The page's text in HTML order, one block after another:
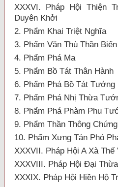
XXXVI. Pháp Hội Thiện
Duyên Khởi
2. Phẩm Khai Triệt Nghĩa
3. Phẩm Văn Thù Thần Biến
4. Phẩm Phá Ma
5. Phẩm Bồ Tát Thân Hành
6. Phẩm Phá Bồ Tát Tướng
7. Phẩm Phá Nhị Thừa
8. Phẩm Phá Phàm Phu
9. Phẩm Thần Thông
10. Phẩm Xưng Tán Phó
XXXVII. Pháp Hội A Xà
XXXVIII. Pháp Hội Đại
XXXIX. Pháp Hội Hiền Hộ